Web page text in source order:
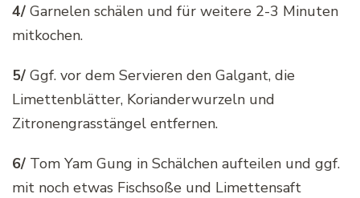
4/ Garnelen schälen und für weitere 2-3 Minuten
mitkochen.
5/ Ggf. vor dem Servieren den Galgant, die
Limettenblätter, Korianderwurzeln und
Zitronengrasstängel entfernen.
6/ Tom Yam Gung in Schälchen aufteilen und ggf.
mit noch etwas Fischsoße und Limettensaft